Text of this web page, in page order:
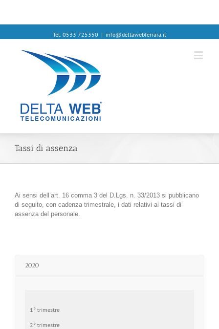
Tel. 0533 725350 | info@deltawebferrara.it
Tassi di assenza
Ai sensi dell’art. 16 comma 3 del D.Lgs. n. 33/2013 si pubblicano
di seguito, con cadenza trimestrale, i dati relativi ai tassi di
assenza del personale.
2020
1° trimestre
2° trimestre